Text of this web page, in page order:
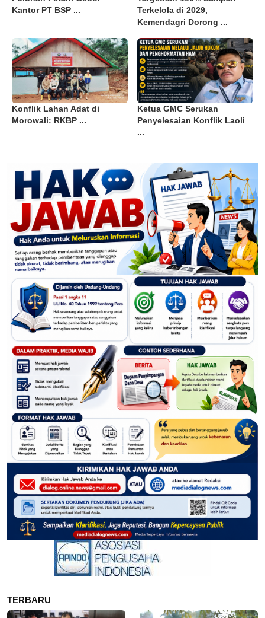
Kantor PT BSP ...
Terkelola di 2029,
Kemendagri Dorong ...
Konflik Lahan Adat di
Morowali: RKBP ...
Ketua GMC Serukan
Penyelesaian Konflik Laoli
...
TERBARU